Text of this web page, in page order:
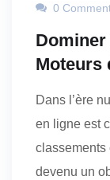
0
Moteurs
Dans l’ère
en ligne est
classements
devenu un